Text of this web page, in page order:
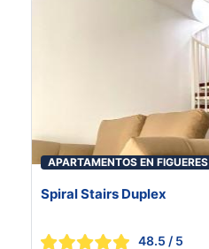
APARTAMENTOS EN FIGUERES
Spiral Stairs Duplex
48.5 / 5